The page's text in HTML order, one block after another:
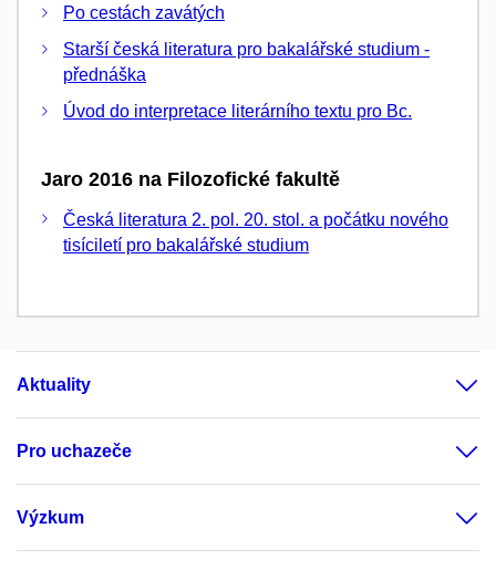
Po cestách zavátých
Starší česká literatura pro bakalářské studium -
přednáška
Úvod do interpretace literárního textu pro Bc.
Jaro 2016 na Filozofické fakultě
Česká literatura 2. pol. 20. stol. a počátku nového
tisíciletí pro bakalářské studium
Aktuality
Pro uchazeče
Výzkum